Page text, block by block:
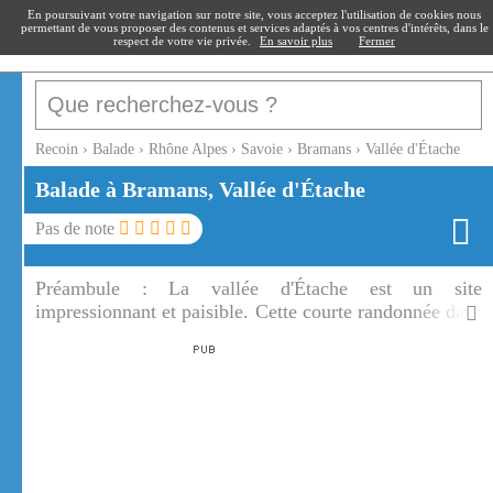
recoin.fr
Recoin › Balade › Rhône Alpes › Savoie › Bramans › Vallée d'Étache
Balade à Bramans, Vallée d'Étache
Pas de note
Préambule :La vallée d'Étache est un site
impressionnant et paisible. Cette courte randonnée dans
En poursuivant votre navigation sur notre site, vous acceptez l'utilisation de cookies nous
permettant de vous proposer des contenus et services adaptés à vos centres d'intérêts, dans le
respect de votre vie privée.
En savoir plus Fermer